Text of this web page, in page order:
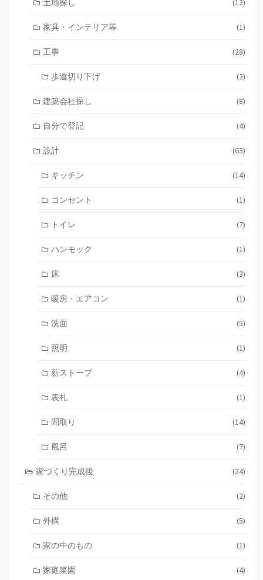
家具・インテリア等 (1)
工事 (28)
歩道切り下げ (2)
建築会社探し (8)
自分で登記 (4)
設計 (63)
キッチン (14)
コンセント (1)
トイレ (7)
ハンモック (1)
床 (3)
暖房・エアコン (1)
洗面 (5)
照明 (1)
薪ストーブ (4)
表札 (1)
間取り (14)
風呂 (7)
家づくり完成後 (24)
その他 (2)
外構 (5)
家の中のもの (1)
家庭菜園 (4)